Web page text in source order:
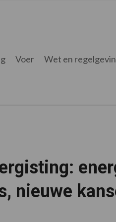
Voer Wet en
nieuwe